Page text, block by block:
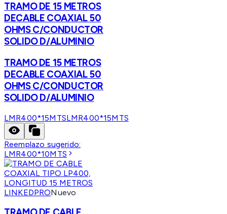
TRAMO DE 15 METROS
DECABLE COAXIAL 50
OHMS C/CONDUCTOR
SOLIDO D/ALUMINIO
TRAMO DE 15 METROS
DECABLE COAXIAL 50
OHMS C/CONDUCTOR
SOLIDO D/ALUMINIO
LMR400*15MTSLMR400*15MTS
Reemplazo sugerido:
LMR400*10MTS
LINKEDPRONuevo